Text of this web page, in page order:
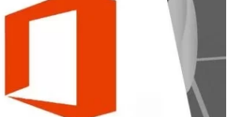
Şifrenizi mi unuttunuz?